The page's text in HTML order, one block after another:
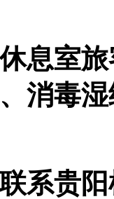
息室
消毒
系贵